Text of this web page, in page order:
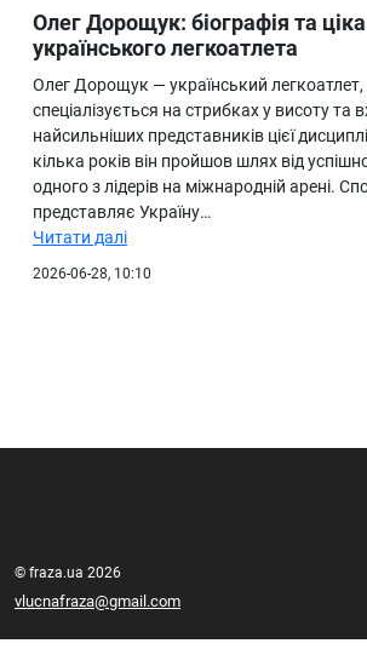
Ukraine
Про нас
Олег Дорощук: біографія та
українського легкоатлета
Олег Дорощук — український легкоатлет,
спеціалізується на стрибках у висоту та
найсильніших представників цієї
кілька років він пройшов шлях від
одного з лідерів на міжнародній арені.
представляє Україну…
Читати далі
2026-06-28, 10:10
© fraza.ua 2026
vlucnafraza@gmail.com